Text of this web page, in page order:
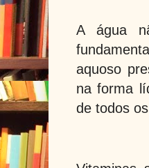
A água
aquoso
na forma
de todos